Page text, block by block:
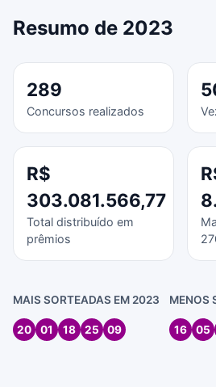
Resumo de 2023
289
Concursos realizados
R$
303.081.566,77
Total distribuído em
prêmios
MAIS SORTEADAS EM 2023
20 01 18 25 09
MENOS
16 05